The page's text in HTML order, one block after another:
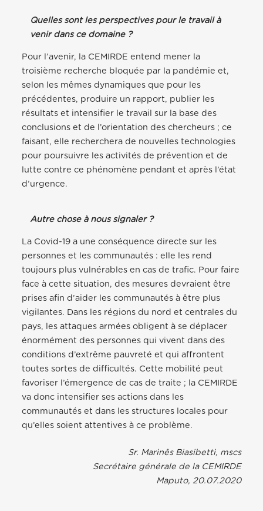
Quelles sont les perspectives pour le travail à
venir dans ce domaine ?
Pour l’avenir, la CEMIRDE entend mener la
troisième recherche bloquée par la pandémie et,
selon les mêmes dynamiques que pour les
précédentes, produire un rapport, publier les
résultats et intensifier le travail sur la base des
conclusions et de l’orientation des chercheurs ; ce
faisant, elle recherchera de nouvelles technologies
pour poursuivre les activités de prévention et de
lutte contre ce phénomène pendant et après l’état
d’urgence.
Autre chose à nous signaler ?
La Covid-19 a une conséquence directe sur les
personnes et les communautés : elle les rend
toujours plus vulnérables en cas de trafic. Pour faire
face à cette situation, des mesures devraient être
prises afin d’aider les communautés à être plus
vigilantes. Dans les régions du nord et centrales du
pays, les attaques armées obligent à se déplacer
énormément des personnes qui vivent dans des
conditions d’extrême pauvreté et qui affrontent
toutes sortes de difficultés. Cette mobilité peut
favoriser l’émergence de cas de traite ; la CEMIRDE
va donc intensifier ses actions dans les
communautés et dans les structures locales pour
qu’elles soient attentives à ce problème.
Sr. Marinês Biasibetti, mscs
Secrétaire générale de la CEMIRDE
Maputo, 20.07.2020